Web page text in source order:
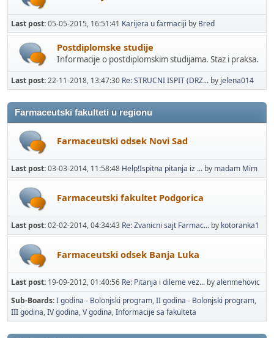
Last post:05-05-2015, 16:51:41 Karijera u farmaciji by Bred
Postdiplomske studije
Informacije o postdiplomskim studijama. Staz i praksa.
Last post:22-11-2018, 13:47:30 Re: STRUCNI ISPIT (DRZ... by jelena014
Farmaceutski fakulteti u regionu
Farmaceutski odsek Novi Sad
Last post:03-03-2014, 11:58:48 Help!Ispitna pitanja iz ... by madam Mim
Farmaceutski fakultet Podgorica
Last post:02-02-2014, 04:34:43 Re: Zvanicni sajt Farmac... by kotoranka1
Farmaceutski odsek Banja Luka
Last post: 19-09-2012, 01:40:56 Re: Pitanja i dileme vez... byalenmehovic
Sub-Boards I godina - Bolonjski program II godina - Bolonjski program
III godina IV godina V godina Informacije sa fakulteta